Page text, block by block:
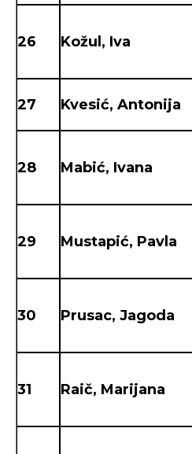
26 Kožul, Iva
27 Kvesić, Antonija
28 Mabić, Ivana
29 Mustapić, Pavla
30 Prusac, Jagoda
31 Raič, Marijana